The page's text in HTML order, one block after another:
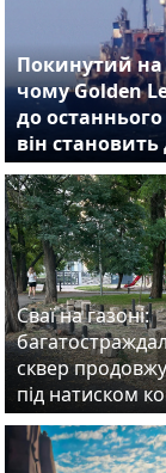
Покинутий на
чому Golden
до останнього
він
Сваї на газоні:
сквер
під натиском